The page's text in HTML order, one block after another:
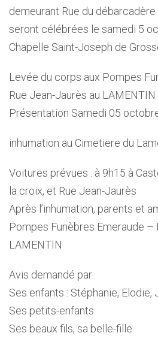
demeurant Rue du
seront célébrées le samedi 5
Chapelle Saint-Joseph de
Levée du corps aux Pompes
Rue Jean-Jaurès au LAMENTIN
Présentation Samedi 05
inhumation au Cimetiere du
Voitures prévues : à 9h15 à
la croix, et Rue Jean-Jaurès
Après l’inhumation, parents et
Pompes Funèbres Emeraude –
LAMENTIN
Avis demandé par:
Ses enfants : Stéphanie, Elodie,
Ses petits-enfants
Ses beaux fils, sa belle-fille